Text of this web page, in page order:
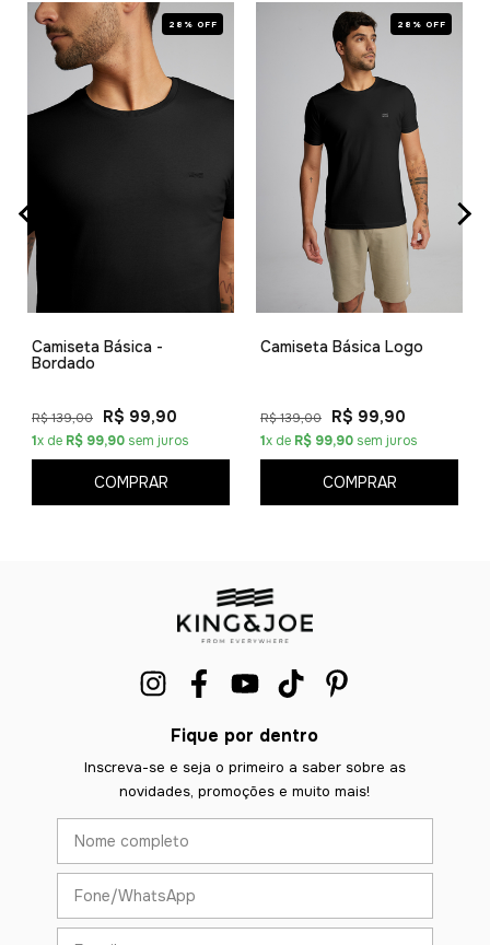
28% OFF
Camiseta Básica -
Bordado
R$ 139,00 R$ 99,90
1x de R$ 99,90 sem juros
COMPRAR
28% OFF
Camiseta Básica Logo
R$ 139,00 R$ 99,90
1x de R$ 99,90 sem juros
COMPRAR
Fique por dentro
Inscreva-se e seja o primeiro a saber sobre as
novidades, promoções e muito mais!